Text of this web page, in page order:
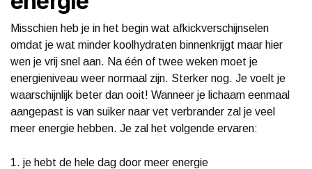
Misschien heb je in het begin wat afkickverschijnselen
omdat je wat minder koolhydraten binnenkrijgt maar hier
wen je vrij snel aan. Na één of twee weken moet je
energieniveau weer normaal zijn. Sterker nog. Je voelt je
waarschijnlijk beter dan ooit! Wanneer je lichaam eenmaal
aangepast is van suiker naar vet verbrander zal je veel
meer energie hebben. Je zal het volgende ervaren:
1. je hebt de hele dag door meer energie